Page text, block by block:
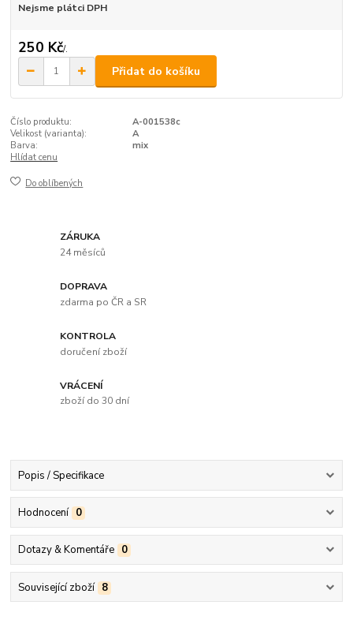
Nejsme plátci DPH
250 Kč/.
Přidat do košíku
Číslo produktu:
A-001538c
Velikost (varianta):
A
Barva:
mix
Hlídat cenu
Do oblíbených
ZÁRUKA
24 měsíců
DOPRAVA
zdarma po ČR a SR
KONTROLA
doručení zboží
VRÁCENÍ
zboží do 30 dní
Popis / Specifikace
Hodnocení 0
Dotazy & Komentáře 0
Související zboží 8